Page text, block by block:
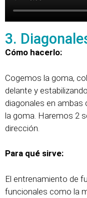
3.
Cómo hacerlo:
Cogemos la goma,
delante y
diagonales en ambas
la goma. Haremos 2
dirección.
Para qué sirve:
El entrenamiento de
funcionales como la